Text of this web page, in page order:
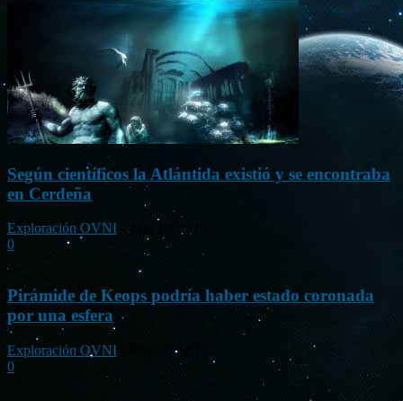
Según científicos la Atlántida existió y se encontraba
en Cerdeña
Exploración OVNI
Ago 18, 2015
0
Pirámide de Keops podría haber estado coronada
por una esfera
Exploración OVNI
May 27, 2012
0